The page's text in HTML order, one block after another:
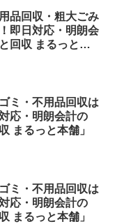
品回収・粗大ごみ
即日対応・明朗会
回収 まるっと本
ミ・不用品回収は
応・明朗会計の
まるっと本舗」
ミ・不用品回収は
応・明朗会計の
まるっと本舗」